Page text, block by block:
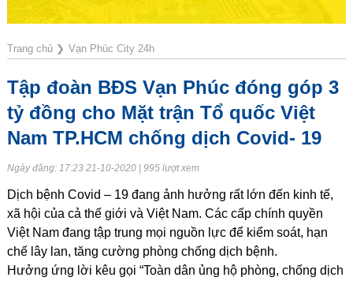
Trang chủ❯ Vạn Phúc City 24h
Tập đoàn BĐS Vạn Phúc đóng góp 3
tỷ đồng cho Mặt trận Tổ quốc Việt
Nam TP.HCM chống dịch Covid- 19
Ngày đăng: 17:23 21-10-2020 | 995 lượt xem
Dịch bệnh Covid – 19 đang ảnh hưởng rất lớn đến kinh tế,
xã hội của cả thế giới và Việt Nam. Các cấp chính quyền
Việt Nam đang tập trung mọi nguồn lực để kiểm soát, hạn
chế lây lan, tăng cường phòng chống dịch bệnh.
Hưởng ứng lời kêu gọi “Toàn dân ủng hộ phòng, chống dịch